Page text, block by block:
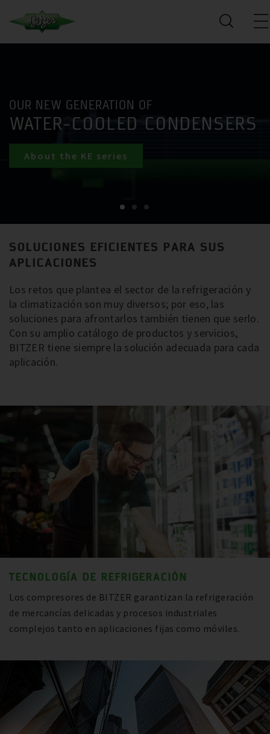
OUR NEW GENERATION OF
WATER-COOLED CONDENSERS
About the KE series
SOLUCIONES EFICIENTES PARA SUS
APLICACIONES
Los retos que plantea el sector de la refrigeración y
la climatización son muy diversos; por eso, las
soluciones para afrontarlos también tienen que serlo.
Con su amplio catálogo de productos y servicios,
BITZER tiene siempre la solución adecuada para cada
aplicación.
TECNOLOGÍA DE REFRIGERACIÓN
Los compresores de BITZER garantizan la refrigeración
de mercancías delicadas y procesos industriales
complejos tanto en aplicaciones fijas como móviles.